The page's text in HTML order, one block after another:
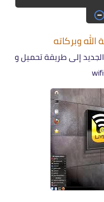
وبركاته
إلى طريقة تحميل و